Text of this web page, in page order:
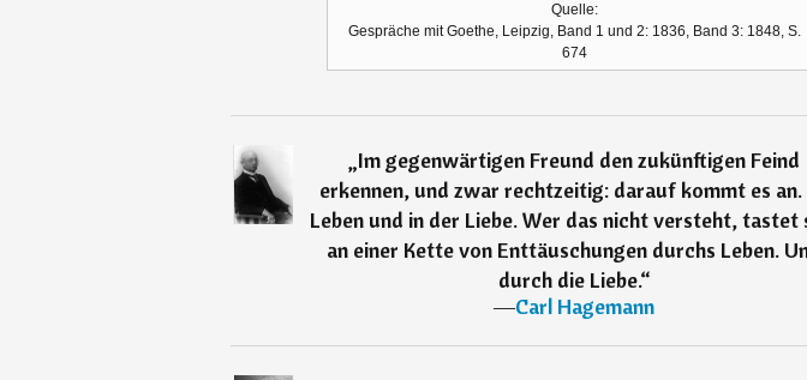
Quelle:
Gespräche mit Goethe, Leipzig, Band 1 und 2: 1836, Band 3: 1848, S.
674
„Im gegenwärtigen Freund den zukünftigen Feind
erkennen, und zwar rechtzeitig: darauf kommt es an.
Leben und in der Liebe. Wer das nicht versteht, tastet
an einer Kette von Enttäuschungen durchs Leben.
durch die Liebe.“
―Carl Hagemann